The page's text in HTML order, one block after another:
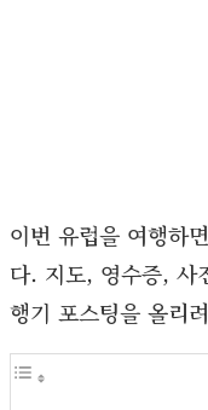
이번 유럽을 여행하
다. 지도, 영수증, 사
행기 포스팅을 올리